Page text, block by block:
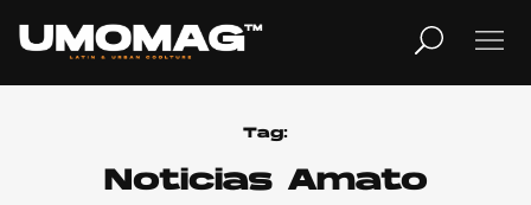
Tag:
Noticias Amato